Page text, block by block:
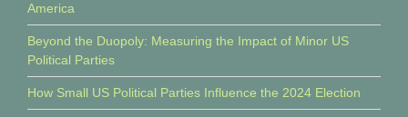
America
Beyond the Duopoly: Measuring the Impact of Minor US
Political Parties
How Small US Political Parties Influence the 2024 Election